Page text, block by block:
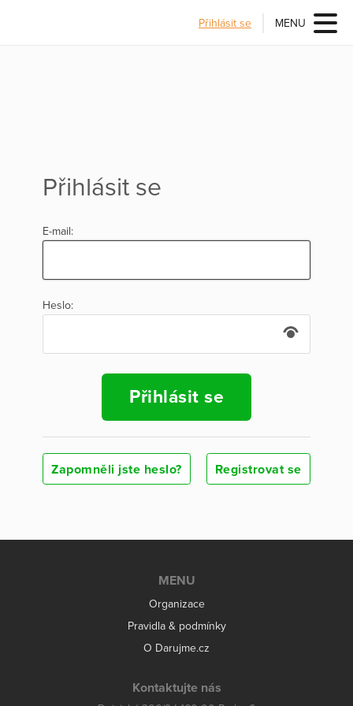
Přihlásit se MENU
Přihlásit se
E-mail:
Heslo:
Přihlásit se
Zapomněli jste heslo? Registrovat se
MENU
Organizace
Pravidla & podmínky
O Darujme.cz
Kontaktujte nás